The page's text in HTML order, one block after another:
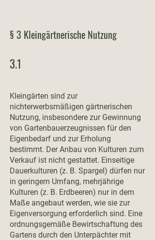
§ 3 Kleingärtnerische Nutzung
3.1
Kleingärten sind zur
nichterwerbsmäßigen gärtnerischen
Nutzung, insbesondere zur Gewinnung
von Gartenbauerzeugnissen für den
Eigenbedarf und zur Erholung
bestimmt. Der Anbau von Kulturen zum
Verkauf ist nicht gestattet. Einseitige
Dauerkulturen (z. B. Spargel) dürfen nur
in geringem Umfang, mehrjährige
Kulturen (z. B. Erdbeeren) nur in dem
Maße angebaut werden, wie sie zur
Eigenversorgung erforderlich sind. Eine
ordnungsgemäße Bewirtschaftung des
Gartens durch den Unterpächter mit